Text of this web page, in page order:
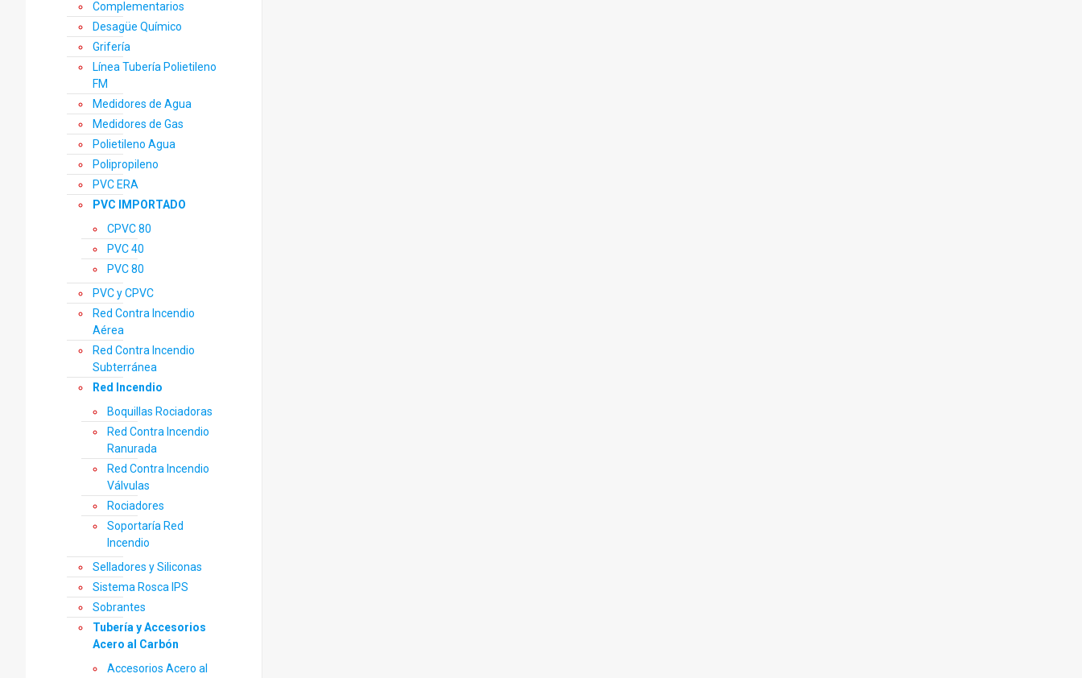
Complementarios
Desagüe Químico
Grifería
Línea Tubería Polietileno
FM
Medidores de Agua
Medidores de Gas
Polietileno Agua
Polipropileno
PVC ERA
PVC IMPORTADO
CPVC 80
PVC 40
PVC 80
PVC y CPVC
Red Contra Incendio
Aérea
Red Contra Incendio
Subterránea
Red Incendio
Boquillas Rociadoras
Red Contra Incendio
Ranurada
Red Contra Incendio
Válvulas
Rociadores
Soportaría Red
Incendio
Selladores y Siliconas
Sistema Rosca IPS
Sobrantes
Tubería y Accesorios
Acero al Carbón
Accesorios Acero al